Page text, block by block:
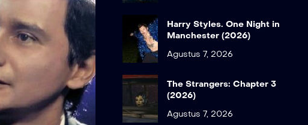
Harry Styles. One Night in
Manchester (2026)
Agustus 7, 2026
The Strangers: Chapter 3
(2026)
Agustus 7, 2026